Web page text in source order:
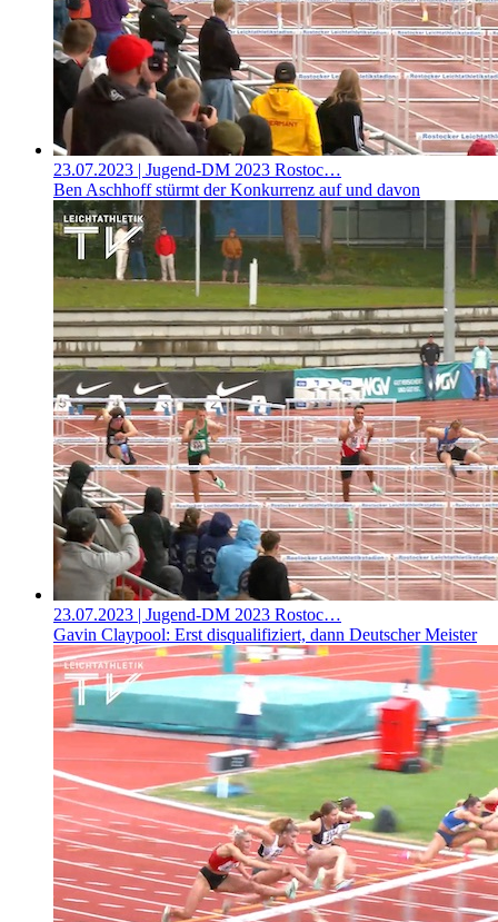
23.07.2023 | Jugend-DM 2023 Rostoc…
Ben Aschhoff stürmt der Konkurrenz auf und davon
23.07.2023 | Jugend-DM 2023 Rostoc…
Gavin Claypool: Erst disqualifiziert, dann Deutscher Meister